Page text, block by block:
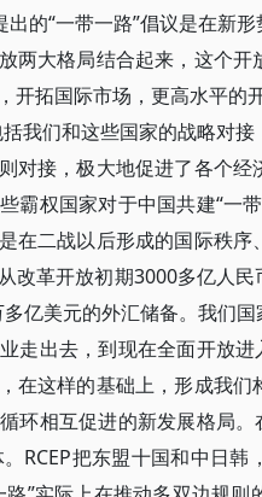
的“一带一路”倡议是在新
两大格局结合起来，这个
开拓国际市场，更高水平的
我们和这些国家的战略对
对接，极大地促进了各个经
霸权国家对于中国共建“一
在二战以后形成的国际秩
改革开放初期3000多亿人
亿美元的外汇储备。我们
走出去，到现在全面开放
在这样的基础上，形成我
环相互促进的新发展格局。
RCEP把东盟十国和中日